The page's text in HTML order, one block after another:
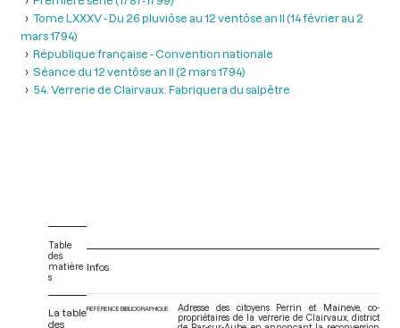
Tome LXXXV - Du 26 pluviôse au 12 ventôse an II (14 février au 2
mars 1794)
République française - Convention nationale
Séance du 12 ventôse an II (2 mars 1794)
54. Verrerie de Clairvaux. Fabriquera du salpêtre
Table
des
matière
s
La table
des
Infos
RÉFÉRENCE BIBLIOGRAPHIQUE
Adresse des citoyens Perrin et Maineve, co-
propriétaires de la verrerie de Clairvaux, district